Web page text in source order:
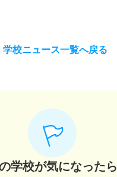
学校ニュース一覧へ戻る
学校が気になったら